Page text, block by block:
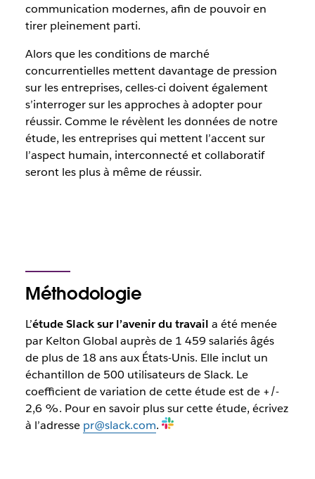
communication modernes, afin de pouvoir en
tirer pleinement parti.
Alors que les conditions de marché
concurrentielles mettent davantage de pression
sur les entreprises, celles-ci doivent également
s’interroger sur les approches à adopter pour
réussir. Comme le révèlent les données de notre
étude, les entreprises qui mettent l’accent sur
l’aspect humain, interconnecté et collaboratif
seront les plus à même de réussir.
Méthodologie
L’étude Slack sur l’avenir du travail a été menée
par Kelton Global auprès de 1 459 salariés âgés
de plus de 18 ans aux États-Unis. Elle inclut un
échantillon de 500 utilisateurs de Slack. Le
coefficient de variation de cette étude est de +/-
2,6 %. Pour en savoir plus sur cette étude, écrivez
à l’adresse pr@slack.com.